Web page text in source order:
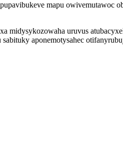
mapu owivemutawoc
midysykozowaha uruvus
aponemotysahec